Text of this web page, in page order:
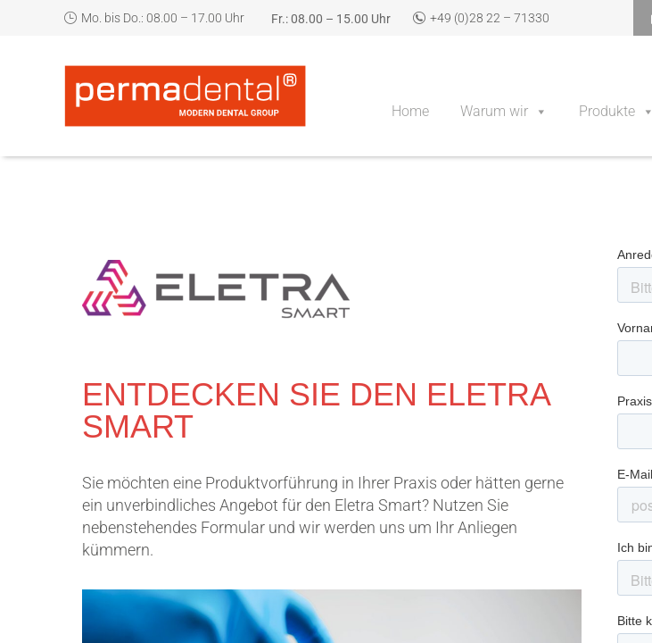
Mo. bis Do.: 08.00 – 17.00 Uhr Fr.: 08.00 – 15.00 Uhr +49 (0)28 22 – 71330
Home Warum wir Produkte
ENTDECKEN SIE DEN ELETRA
SMART
Sie möchten eine Produktvorführung in Ihrer Praxis oder hätten gerne
ein unverbindliches Angebot für den Eletra Smart? Nutzen Sie
nebenstehendes Formular und wir werden uns um Ihr Anliegen
kümmern.